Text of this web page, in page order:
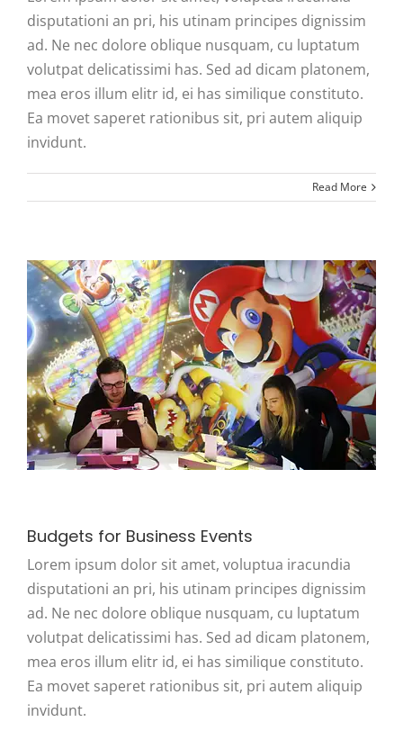
disputationi an pri, his utinam principes dignissim
ad. Ne nec dolore oblique nusquam, cu luptatum
volutpat delicatissimi has. Sed ad dicam platonem,
mea eros illum elitr id, ei has similique constituto.
Ea movet saperet rationibus sit, pri autem aliquip
invidunt.
Read More
Budgets for Business Events
Lorem ipsum dolor sit amet, voluptua iracundia
disputationi an pri, his utinam principes dignissim
ad. Ne nec dolore oblique nusquam, cu luptatum
volutpat delicatissimi has. Sed ad dicam platonem,
mea eros illum elitr id, ei has similique constituto.
Ea movet saperet rationibus sit, pri autem aliquip
invidunt.